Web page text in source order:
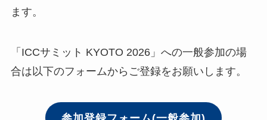
ます。
「ICCサミット KYOTO 2026」への一般参加の場
合は以下のフォームからご登録をお願いします。